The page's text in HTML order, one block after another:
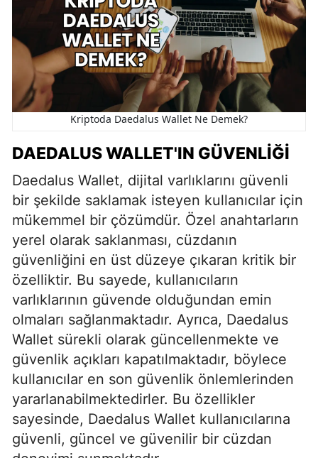
Kriptoda Daedalus Wallet Ne Demek?
DAEDALUS WALLET'IN GÜVENLIĞI
Daedalus Wallet, dijital varlıklarını güvenli
bir şekilde saklamak isteyen kullanıcılar için
mükemmel bir çözümdür. Özel anahtarların
yerel olarak saklanması, cüzdanın
güvenliğini en üst düzeye çıkaran kritik bir
özelliktir. Bu sayede, kullanıcıların
varlıklarının güvende olduğundan emin
olmaları sağlanmaktadır. Ayrıca, Daedalus
Wallet sürekli olarak güncellenmekte ve
güvenlik açıkları kapatılmaktadır, böylece
kullanıcılar en son güvenlik önlemlerinden
yararlanabilmektedirler. Bu özellikler
sayesinde, Daedalus Wallet kullanıcılarına
güvenli, güncel ve güvenilir bir cüzdan